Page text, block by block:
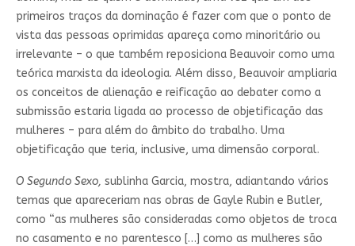
primeiros traços da dominação é fazer com que o ponto de
vista das pessoas oprimidas apareça como minoritário ou
irrelevante – o que também reposiciona Beauvoir como uma
teórica marxista da ideologia. Além disso, Beauvoir ampliaria
os conceitos de alienação e reificação ao debater como a
submissão estaria ligada ao processo de objetificação das
mulheres – para além do âmbito do trabalho. Uma
objetificação que teria, inclusive, uma dimensão corporal.
O Segundo Sexo, sublinha Garcia, mostra, adiantando vários
temas que apareceriam nas obras de Gayle Rubin e Butler,
como “as mulheres são consideradas como objetos de troca
no casamento e no parentesco […] como as mulheres são